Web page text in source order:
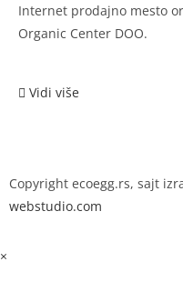
Internet prodajno mesto
Organic Center DOO.
Vidi više
Copyright ecoegg.rs, sajt
webstudio.com
×